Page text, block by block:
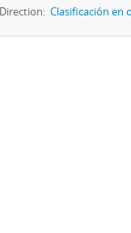
Direction: Clasificación en